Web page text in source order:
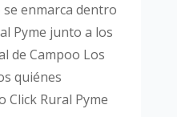
se enmarca dentro
Pyme junto a los
de Campoo Los
quiénes
Rural Pyme